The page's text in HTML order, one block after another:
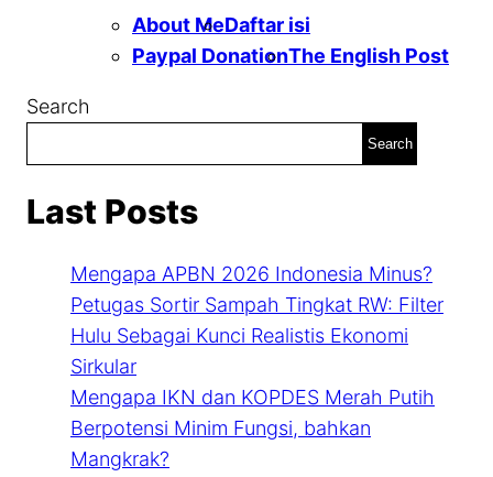
About MeDaftar isi
Paypal DonationThe English Post
Search
Search
Last Posts
Mengapa APBN 2026 Indonesia Minus?
Petugas Sortir Sampah Tingkat RW: Filter
Hulu Sebagai Kunci Realistis Ekonomi
Sirkular
Mengapa IKN dan KOPDES Merah Putih
Berpotensi Minim Fungsi, bahkan
Mangkrak?